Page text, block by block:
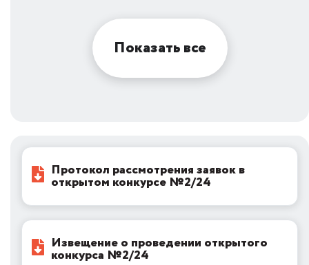
Показать все
Протокол рассмотрения заявок в
открытом конкурсе №2/24
Извещение о проведении открытого
конкурса №2/24